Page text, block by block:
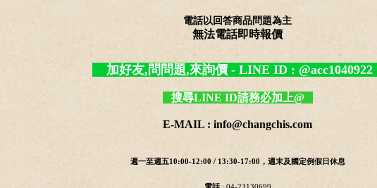
電話以回答商品問題為主
無法電話即時報價
加好友,問問題,來詢價 - LINE ID : @acc1040922
搜尋LINE ID請務必加上@
E-MAIL : info@changchis.com
週一至週五10:00-12:00 / 13:30-17:00，週末及國定例假日休息